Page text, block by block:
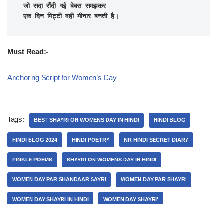
जो सदा रौंदी गई बेबस समझकर
एक दिन मिट्टी वही मीनार बनती है।
Must Read:-
Anchoring Script for Women’s Day
Tags: BEST SHAYRI ON WOMENS DAY IN HINDI HINDI BLOG
HINDI BLOG 2024 HINDI POETRY NR HINDI SECRET DIARY
RINKLE POEMS SHAYRI ON WOMENS DAY IN HINDI
WOMEN DAY PAR SHANDAAR SAYRI WOMEN DAY PAR SHAYRI
WOMEN DAY SHAYRI IN HINDI WOMEN DAY SHAYRI'